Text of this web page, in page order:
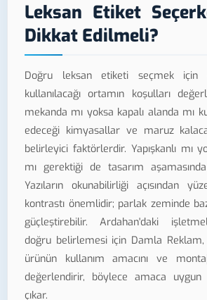
Leksan Etiket
Dikkat Edilmeli?
Doğru leksan etiketi seçmek için
kullanılacağı ortamın koşulları
mekanda mı yoksa kapalı alanda mı
edeceği kimyasallar ve maruz
belirleyici faktörlerdir. Yapışkanlı mı
mı gerektiği de tasarım
Yazıların okunabilirliği açısından
kontrastı önemlidir; parlak zeminde
güçleştirebilir. Ardahan'daki
doğru belirlemesi için Damla
ürünün kullanım amacını ve
değerlendirir, böylece amaca
çıkar.